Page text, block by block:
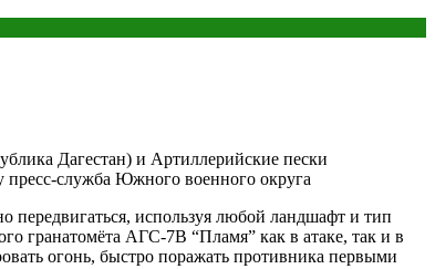
Дагестан) и Артиллерийские пески
пресс-служба Южного военного округа
передвигаться, используя любой ландшафт и тип
гранатомёта АГС-7В “Пламя” как в атаке, так и в
огонь, быстро поражать противника первыми